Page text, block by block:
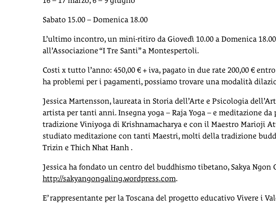
Sabato 15.00 – Domenica 18.00
L’ultimo incontro, un mini-ritiro da Giovedì 10.00 a Domenica
all’Associazione “I Tre Santi” a Montespertoli.
Costi x tutto l’anno: 450,00 € + iva, pagato in due rate 200,00 €
ha problemi per i pagamenti, possiamo trovare una modalità
Jessica Martensson, laureata in Storia dell’Arte e Psicologia
artista per tanti anni. Insegna yoga – Raja Yoga – e meditazione
tradizione Viniyoga di Krishnamacharya e con il Maestro Marioji
studiato meditazione con tanti Maestri, molti della tradizione
Trizin e Thich Nhat Hanh .
Jessica ha fondato un centro del buddhismo tibetano, Sakya Ngon
http://sakyangongaling.wordpress.com.
E’ rappresentante per la Toscana del progetto educativo Vivere i